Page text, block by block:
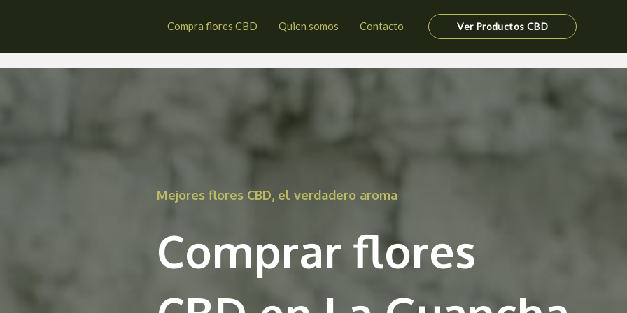
Compra flores CBD Quien somos Contacto Ver Productos CBD
Mejores flores CBD, el verdadero aroma
Comprar flores